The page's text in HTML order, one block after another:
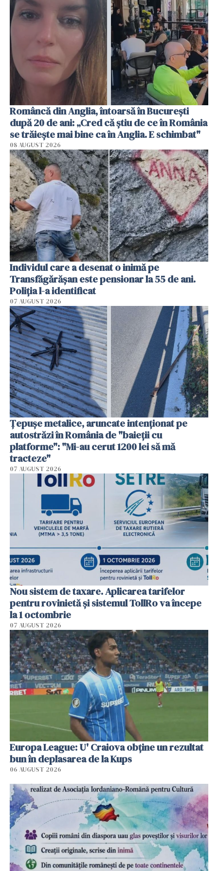
Româncă din Anglia, întoarsă în București
după 20 de ani: „Cred că știu de ce în România
se trăiește mai bine ca în Anglia. E schimbat"
08 AUGUST 2026
Individul care a desenat o inimă pe
Transfăgărășan este pensionar la 55 de ani.
Poliția l-a identificat
07 AUGUST 2026
Țepușe metalice, aruncate intenționat pe
autostrăzi în România de "baieții cu
platforme": "Mi-au cerut 1200 lei să mă
tracteze"
07 AUGUST 2026
Nou sistem de taxare. Aplicarea tarifelor
pentru rovinietă şi sistemul TollRo va începe
la 1 octombrie
07 AUGUST 2026
Europa League: U' Craiova obține un rezultat
bun în deplasarea de la Kups
06 AUGUST 2026